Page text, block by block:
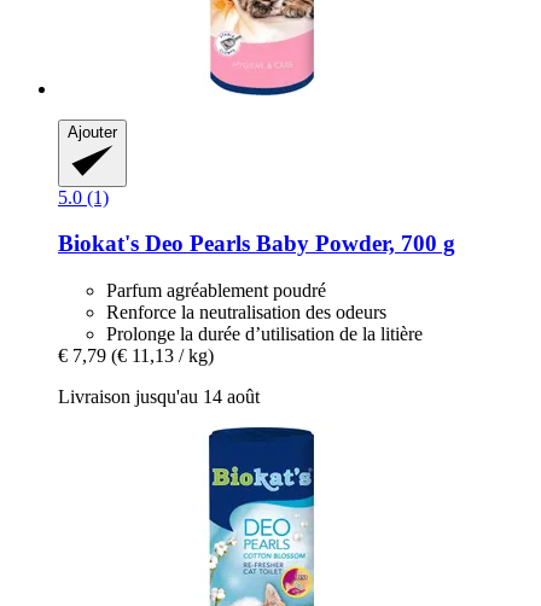
Ajouter
5.0 (1)
Biokat's Deo Pearls Baby Powder, 700 g
Parfum agréablement poudré
Renforce la neutralisation des odeurs
Prolonge la durée d’utilisation de la litière
€ 7,79 (€ 11,13 / kg)
Livraison jusqu'au 14 août